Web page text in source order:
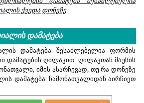
ქვედა დონეზე.
დამატება
დამატება შესაძლებელია ფორმის
დამატების ღილაკით. ღილაკთან მაუსის
იმის ასარჩევად, თუ რა დონეზე
დამატება. ჩამონათვალიდან აირჩიეთ